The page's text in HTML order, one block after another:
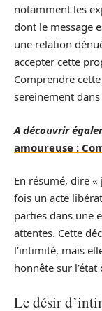
notamment les
dont le message
une relation
accepter cette
Comprendre
sereinement
A découvrir
amoureuse :
En résumé, dire «
fois un acte
parties dans une
attentes. Cette
l’intimité, mais
honnête sur
Le désir